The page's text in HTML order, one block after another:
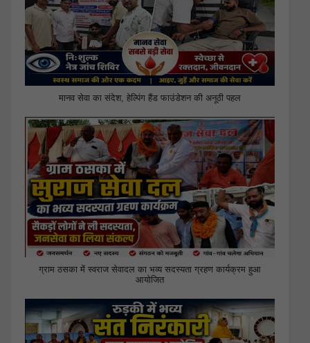
मानव सेवा का संदेश, हेल्पिंग हैंड फाउंडेशन की अनूठी पहल
ग्राम ठसका में स्वराज सेवादल का भव्य सदस्यता ग्रहण कार्यक्रम हुआ
आयोजित